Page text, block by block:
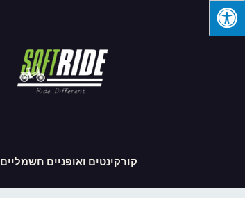
קורקינטים ואופניים חשמליים